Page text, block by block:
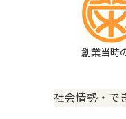
創業当時
社会情勢・で